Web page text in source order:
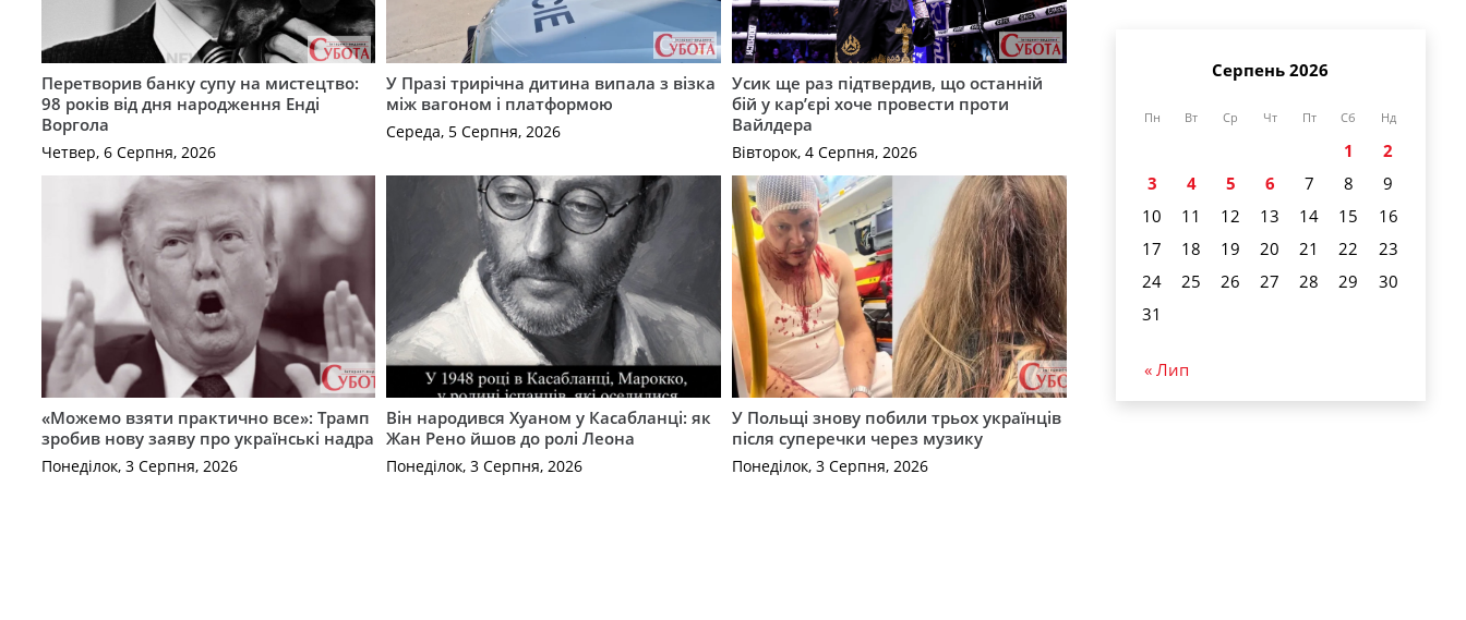
Перетворив банку супу на мистецтво:
98 років від дня народження Енді
Воргола
Четвер, 6 Серпня, 2026
У Празі трирічна дитина випала з візка
між вагоном і платформою
Середа, 5 Серпня, 2026
Усик ще раз підтвердив, що останній
бій у кар’єрі хоче провести проти
Вайлдера
Вівторок, 4 Серпня, 2026
«Можемо взяти практично все»: Трамп
зробив нову заяву про українські надра
Понеділок, 3 Серпня, 2026
Він народився Хуаном у Касабланці: як
Жан Рено йшов до ролі Леона
Понеділок, 3 Серпня, 2026
У Польщі знову побили трьох українців
після суперечки через музику
Понеділок, 3 Серпня, 2026
Серпень 2026
Пн Вт Ср Чт Пт Сб Нд
1
2
3
4 5 6 7 8
9
10
11 12 13 14 15
16
17
18 19 20 21 22
23
24
25 26 27 28 29
30
31
« Лип